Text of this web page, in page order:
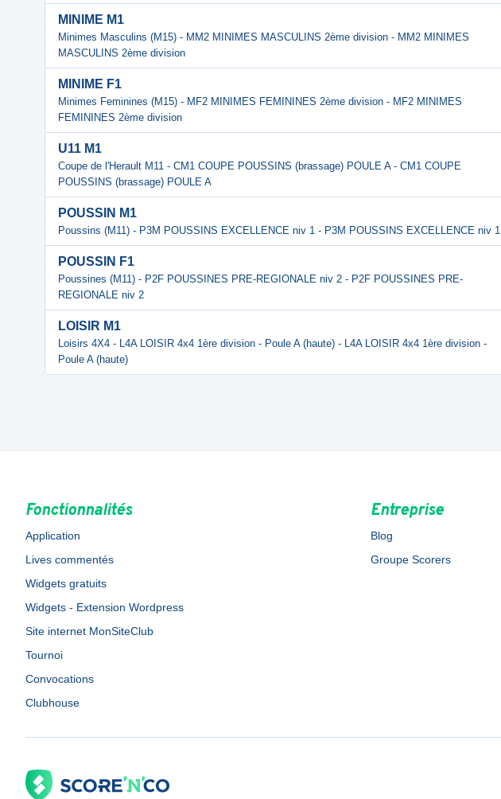
MINIME M1
Minimes Masculins (M15) - MM2 MINIMES MASCULINS 2ème division - MM2 MINIMES
MASCULINS 2ème division
MINIME F1
Minimes Feminines (M15) - MF2 MINIMES FEMININES 2ème division - MF2 MINIMES
FEMININES 2ème division
U11 M1
Coupe de l'Herault M11 - CM1 COUPE POUSSINS (brassage) POULE A - CM1 COUPE
POUSSINS (brassage) POULE A
POUSSIN M1
Poussins (M11) - P3M POUSSINS EXCELLENCE niv 1 - P3M POUSSINS EXCELLENCE niv 1
POUSSIN F1
Poussines (M11) - P2F POUSSINES PRE-REGIONALE niv 2 - P2F POUSSINES PRE-
REGIONALE niv 2
LOISIR M1
Loisirs 4X4 - L4A LOISIR 4x4 1ère division - Poule A (haute) - L4A LOISIR 4x4 1ère division -
Poule A (haute)
Fonctionnalités
Application
Lives commentés
Widgets gratuits
Widgets - Extension Wordpress
Site internet MonSiteClub
Tournoi
Convocations
Clubhouse
Entreprise
Blog
Groupe Scorers